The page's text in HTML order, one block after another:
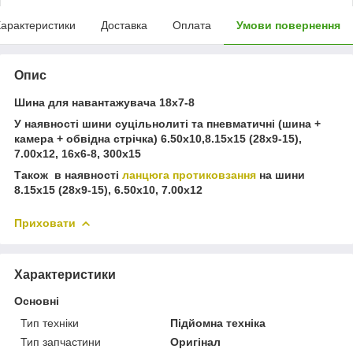
Доставка Оплата Умови повернення
Опис
Шина для навантажувача 18х7-8
У наявності шини суцільнолиті та пневматичні (шина +
камера + обвідна стрічка) 6.50х10,8.15х15 (28х9-15),
7.00х12, 16х6-8, 300х15
Також в наявності ланцюга протиковзання на шини
8.15х15 (28х9-15), 6.50х10, 7.00х12
Приховати
Характеристики
Основні
Тип техніки
Підйомна техніка
Тип запчастини
Оригінал